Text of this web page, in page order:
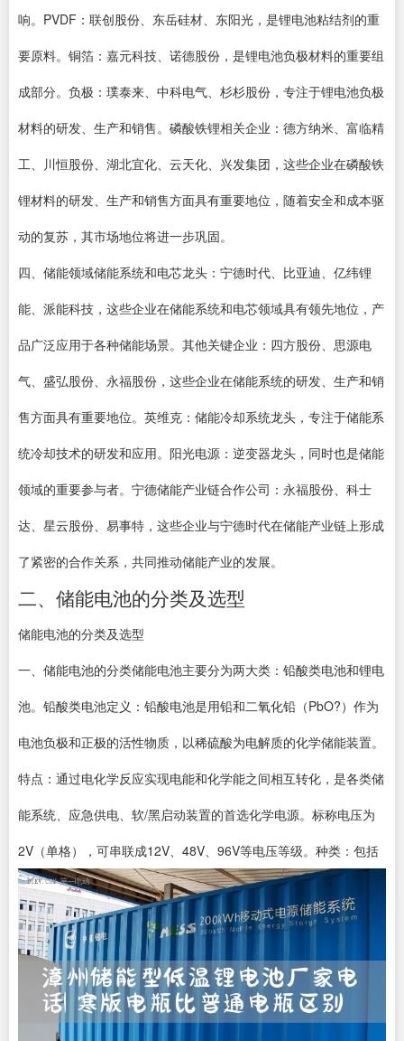
响。PVDF：联创股份、东岳硅材、东阳光，是锂电池粘结剂的重
要原料。铜箔：嘉元科技、诺德股份，是锂电池负极材料的重要组
成部分。负极：璞泰来、中科电气、杉杉股份，专注于锂电池负极
材料的研发、生产和销售。磷酸铁锂相关企业：德方纳米、富临精
工、川恒股份、湖北宜化、云天化、兴发集团，这些企业在磷酸铁
锂材料的研发、生产和销售方面具有重要地位，随着安全和成本驱
动的复苏，其市场地位将进一步巩固。
四、储能领域储能系统和电芯龙头：宁德时代、比亚迪、亿纬锂
能、派能科技，这些企业在储能系统和电芯领域具有领先地位，产
品广泛应用于各种储能场景。其他关键企业：四方股份、思源电
气、盛弘股份、永福股份，这些企业在储能系统的研发、生产和销
售方面具有重要地位。英维克：储能冷却系统龙头，专注于储能系
统冷却技术的研发和应用。阳光电源：逆变器龙头，同时也是储能
领域的重要参与者。宁德储能产业链合作公司：永福股份、科士
达、星云股份、易事特，这些企业与宁德时代在储能产业链上形成
了紧密的合作关系，共同推动储能产业的发展。
二、储能电池的分类及选型
储能电池的分类及选型
一、储能电池的分类储能电池主要分为两大类：铅酸类电池和锂电
池。铅酸类电池定义：铅酸电池是用铅和二氧化铅（PbO?）作为
电池负极和正极的活性物质，以稀硫酸为电解质的化学储能装置。
特点：通过电化学反应实现电能和化学能之间相互转化，是各类储
能系统、应急供电、软/黑启动装置的首选化学电源。标称电压为
2V（单格），可串联成12V、48V、96V等电压等级。种类：包括